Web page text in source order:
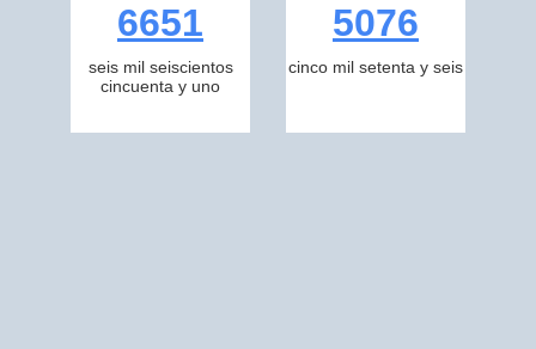
6651
seis mil seiscientos
cincuenta y uno
5076
cinco mil setenta y seis